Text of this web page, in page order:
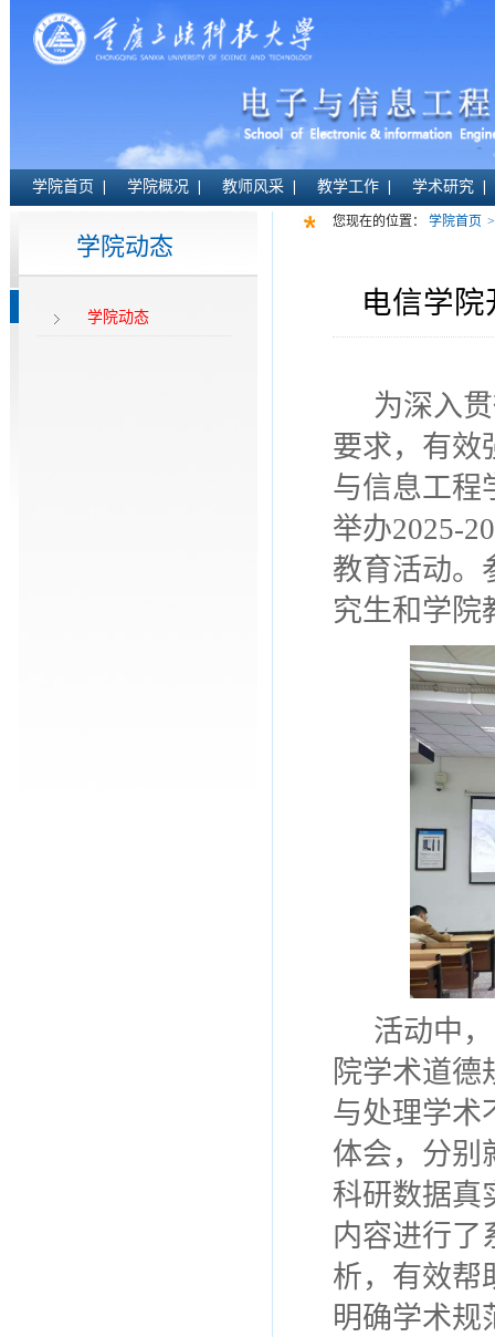
学院首页 学院概况 教师风采 教学工作 学术研究
学院动态
学院动态
您现在的位置： 学院首页
电信学
为深入
要求，有效
与信息工程
举办2025-
教育活动。
究生和学院
活动中
院学术道
与处理学术
体会，分别
科研数据真
内容进行了
析，有效帮
明确学术规